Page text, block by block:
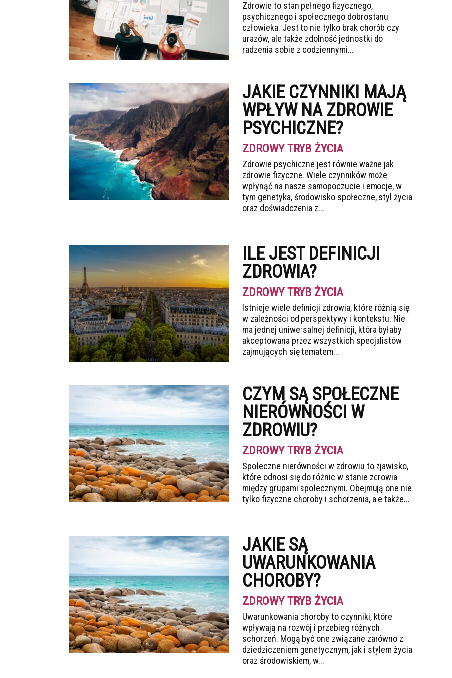
Zdrowie to stan pełnego fizycznego,
psychicznego i społecznego dobrostanu
człowieka. Jest to nie tylko brak chorób czy
urazów, ale także zdolność jednostki do
radzenia sobie z codziennymi...
JAKIE CZYNNIKI MAJĄ
WPŁYW NA ZDROWIE
PSYCHICZNE?
ZDROWY TRYB ŻYCIA
Zdrowie psychiczne jest równie ważne jak
zdrowie fizyczne. Wiele czynników może
wpłynąć na nasze samopoczucie i emocje, w
tym genetyka, środowisko społeczne, styl życia
oraz doświadczenia z...
ILE JEST DEFINICJI
ZDROWIA?
ZDROWY TRYB ŻYCIA
Istnieje wiele definicji zdrowia, które różnią się
w zależności od perspektywy i kontekstu. Nie
ma jednej uniwersalnej definicji, która byłaby
akceptowana przez wszystkich specjalistów
zajmujących się tematem...
CZYM SĄ SPOŁECZNE
NIERÓWNOŚCI W
ZDROWIU?
ZDROWY TRYB ŻYCIA
Społeczne nierówności w zdrowiu to zjawisko,
które odnosi się do różnic w stanie zdrowia
między grupami społecznymi. Obejmują one nie
tylko fizyczne choroby i schorzenia, ale także...
JAKIE SĄ
UWARUNKOWANIA
CHOROBY?
ZDROWY TRYB ŻYCIA
Uwarunkowania choroby to czynniki, które
wpływają na rozwój i przebieg różnych
schorzeń. Mogą być one związane zarówno z
dziedziczeniem genetycznym, jak i stylem życia
oraz środowiskiem, w...